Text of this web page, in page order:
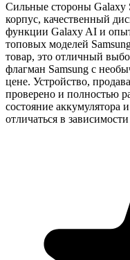
Сильные стороны
корпус, качественный
функции Galaxy AI и
топовых моделей
товар, это отличный
флагман Samsung с
цене. Устройство,
проверено и полностью
состояние аккумулятора
отличаться в